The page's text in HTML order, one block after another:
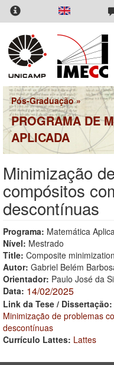
Pular
para
conteúdo
principal
Pós-Graduação»
PROGRAMA DE
APLICADA
Minimização
compósitos
descontínuas
Programa: Matemática
Nível: Mestrado
Title: Composite
Autor: Gabriel Belém
Orientador: Paulo José da
Data: 14/02/2025
Link da Tese / Dissertação:
Minimização de problemas
descontínuas
Currículo Lattes: Lattes